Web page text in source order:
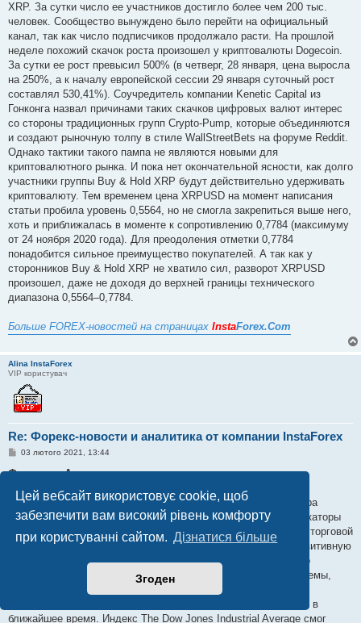
Цей вебсайт використовує cookie, щоб
забезпечити вам високий рівень комфорту
при користуванні сайтом. Дізнатися більше
Згоден
XRP. За сутки число ее участников достигло более чем 200 тыс.
человек. Сообщество вынуждено было перейти на официальный
канал, так как число подписчиков продолжало расти. На прошлой
неделе похожий скачок роста произошел у криптовалюты Dogecoin.
За сутки ее рост превысил 500% (в четверг, 28 января, цена выросла
на 250%, а к началу европейской сессии 29 января суточный рост
составлял 530,41%). Соучредитель компании Kenetic Capital из
Гонконга назвал причинами таких скачков цифровых валют интерес
со стороны традиционных групп Crypto-Pump, которые объединяются
и создают рыночную толпу в стиле WallStreetBets на форуме Reddit.
Однако тактики такого пампа не являются новыми для
криптовалютного рынка. И пока нет окончательной ясности, как долго
участники группы Buy & Hold XRP будут действительно удерживать
криптовалюту. Тем временем цена XRPUSD на момент написания
статьи пробила уровень 0,5564, но не смогла закрепиться выше него,
хоть и приближалась в моменте к сопротивлению 0,7784 (максимуму
от 24 ноября 2020 года). Для преодоления отметки 0,7784
понадобится сильное преимущество покупателей. А так как у
сторонников Buy & Hold XRP не хватило сил, разворот XRPUSD
произошел, даже не доходя до верхней границы технического
диапазона 0,5564–0,7784.
Больше FOREX-новостей на страницах InstaForex.Com
Alina InstaForex
VIP користувач
Re: Форекс-новости и аналитика от компании InstaForex
П
в
д
о
л
03 лютого 2021, 13:44
Фондовая Америка опять нацелена на рекорды
На фондовых площадках Соединенных Штатов Америки вчера
произошел значительный подъем. Основные биржевые индикаторы
демонстрируют хороший рост на протяжении вот уже второй торговой
сессии подряд, что позволяет надеяться на дальнейшую позитивную
динамику. Причиной такой уверенности становятся новости о
существенном прорыве в вопросе вакцинации. Многие проблемы,
связанные с этим, практически полностью решены, что
свидетельствует о том, что процесс будет набирать обороты в
ближайшее время. Индекс The Dow Jones Industrial Average смог